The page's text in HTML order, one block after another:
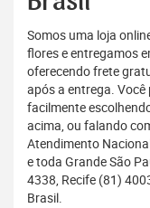
Somos uma loja
flores e entregamos
oferecendo frete
após a entrega.
facilmente
acima, ou falando
Atendimento
e toda Grande São
4338, Recife (81)
Brasil.